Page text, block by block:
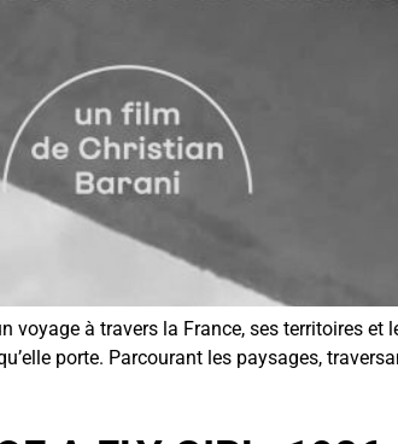
à travers la France, ses territoires et
porte. Parcourant les paysages,